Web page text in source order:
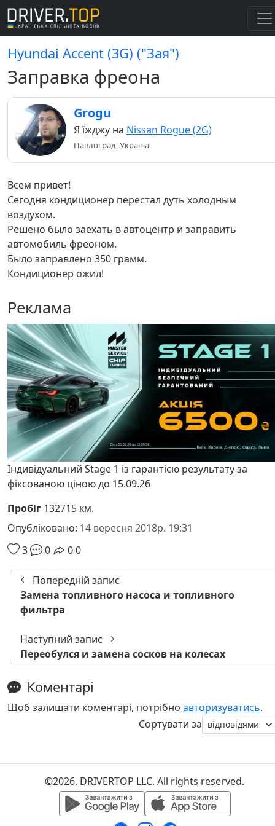
Hyundai Accent (3G) ("Зая")
Заправка фреона
Grogu
Я їжджу на Nissan Rogue (2G)
Павлоград, Україна
Всем привет!
Сегодня кондиционер перестал дуть холодным
воздухом.
Решено было заехать в автоцентр и заправить
автомобиль фреоном.
Было заправлено 350 грамм.
Кондиционер ожил!
Реклама
Індивідуальний Stage 1 із гарантією результату за
фіксованою ціною до 15.09.26
Пробіг 132715 км.
Опубліковано: 14 вересня 2018р. 19:31
3
0 00
Попередній запис
Замена топливного насоса и топливного
фильтра
Наступний запис
Переобулся и замена сосков на колесах
Коментарі
Щоб залишати коментарі, потрібно авторизуватись.
Сортувати за
©2026. DRIVERTOP LLC. All rights reserved.